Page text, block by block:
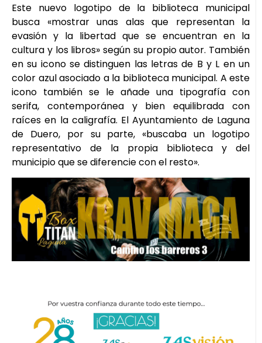
Este nuevo logotipo de la biblioteca municipal
busca «mostrar unas alas que representan la
evasión y la libertad que se encuentran en la
cultura y los libros» según su propio autor. También
en su icono se distinguen las letras de B y L en un
color azul asociado a la biblioteca municipal. A este
icono también se le añade una tipografía con
serifa, contemporánea y bien equilibrada con
raíces en la caligrafía. El Ayuntamiento de Laguna
de Duero, por su parte, «buscaba un logotipo
representativo de la propia biblioteca y del
municipio que se diferencie con el resto».